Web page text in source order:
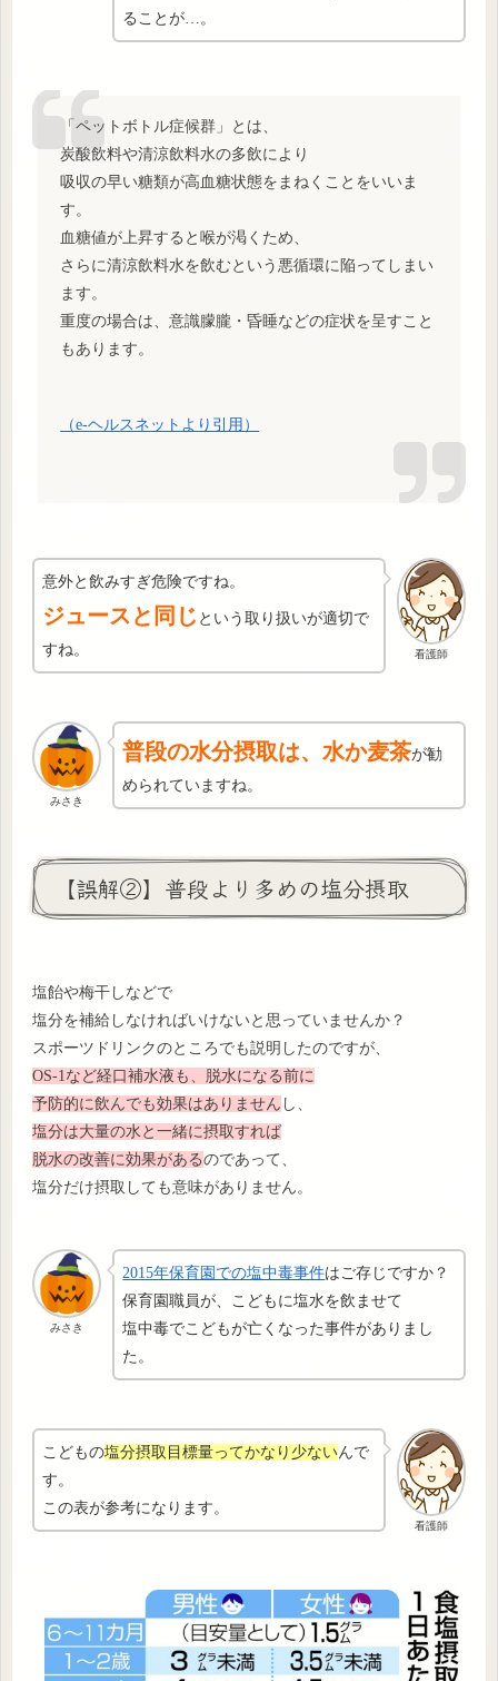
ることが…。
「ペットボトル症候群」とは、
炭酸飲料や清涼飲料水の多飲により
吸収の早い糖類が高血糖状態をまねくことをいいま
す。
血糖値が上昇すると喉が渇くため、
さらに清涼飲料水を飲むという悪循環に陥ってしまい
ます。
重度の場合は、意識朦朧・昏睡などの症状を呈すこと
もあります。
（e-ヘルスネットより引用）
看護師
意外と飲みすぎ危険ですね。
ジュースと同じ という取り扱いが適切で
すね。
みさき
普段の水分摂取は、水か麦茶が勧
められていますね。
【誤解②】普段より多めの塩分摂取
塩飴や梅干しなどで
塩分を補給しなければいけないと思っていませんか？
スポーツドリンクのところでも説明したのですが、
OS-1など経口補水液も、脱水になる前に
予防的に飲んでも効果はありません し、
塩分は大量の水と一緒に摂取すれば
脱水の改善に効果があるのであって、
塩分だけ摂取しても意味がありません。
みさき
2015年保育園での塩中毒事件はご存じですか？
保育園職員が、こどもに塩水を飲ませて
塩中毒でこどもが亡くなった事件がありまし
た。
看護師
こどもの塩分摂取目標量ってかなり少ないんで
す。
この表が参考になります。